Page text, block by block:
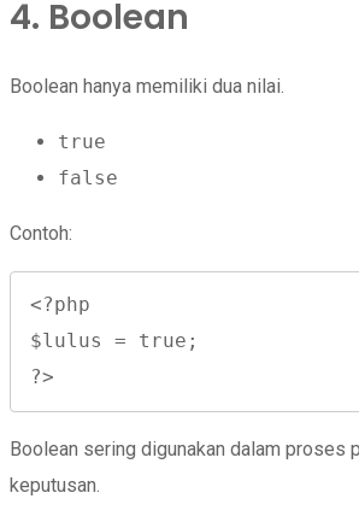
4. Boolean
Boolean hanya memiliki dua nilai.
true
false
Contoh:
<?php
$lulus = true;
?>
Boolean sering digunakan dalam proses
keputusan.